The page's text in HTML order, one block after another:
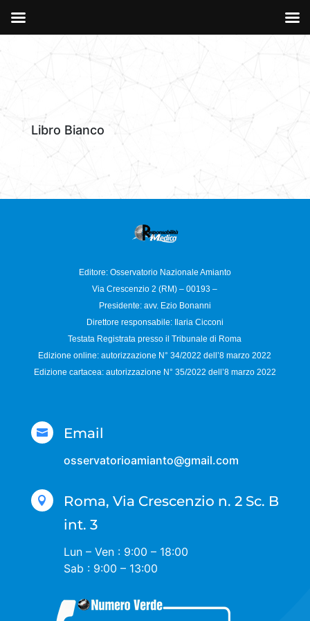
Libro Bianco
Editore: Osservatorio Nazionale Amianto
Via Crescenzio 2 (RM) – 00193 –
Presidente: avv. Ezio Bonanni
Direttore responsabile:
Ilaria Cicconi
Testata Registrata presso il Tribunale di Roma
Edizione online: autorizzazione N°34/2022 dell’8 marzo 2022
Edizione cartacea: autorizzazione N° 35/2022 dell’8 marzo 2022
 Email
osservatorioamianto@gmail.com

Roma, Via Crescenzio n. 2 Sc. B
int. 3
Lun – Ven : 9:00 – 18:00
Sab : 9:00 – 13:00